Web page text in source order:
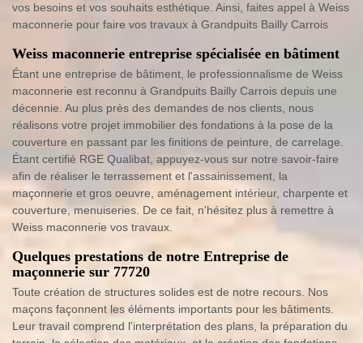
vos besoins et vos souhaits esthétique. Ainsi, faites appel à Weiss
maconnerie pour faire vos travaux à Grandpuits Bailly Carrois
Weiss maconnerie entreprise spécialisée en bâtiment
Étant une entreprise de bâtiment, le professionnalisme de Weiss
maconnerie est reconnu à Grandpuits Bailly Carrois depuis une
décennie. Au plus près des demandes de nos clients, nous
réalisons votre projet immobilier des fondations à la pose de la
couverture en passant par les finitions de peinture, de carrelage.
Étant certifié RGE Qualibat, appuyez-vous sur notre savoir-faire
afin de réaliser le terrassement et l'assainissement, la
maçonnerie et gros oeuvre, aménagement intérieur, charpente et
couverture, menuiseries. De ce fait, n'hésitez plus à remettre à
Weiss maconnerie vos travaux.
Quelques prestations de notre Entreprise de
maçonnerie sur 77720
Toute création de structures solides est de notre recours. Nos
maçons façonnent les éléments importants pour les bâtiments.
Leur travail comprend l'interprétation des plans, la préparation du